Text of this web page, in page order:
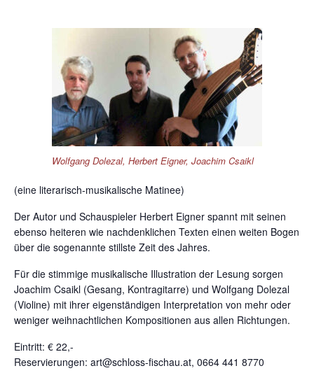
Wolfgang Dolezal, Herbert Eigner, Joachim Csaikl
(eine literarisch-musikalische Matinee)
Der Autor und Schauspieler Herbert Eigner spannt mit seinen
ebenso heiteren wie nachdenklichen Texten einen weiten Bogen
über die sogenannte stillste Zeit des Jahres.
Für die stimmige musikalische Illustration der Lesung sorgen
Joachim Csaikl (Gesang, Kontragitarre) und Wolfgang Dolezal
(Violine) mit ihrer eigenständigen Interpretation von mehr oder
weniger weihnachtlichen Kompositionen aus allen Richtungen.
Eintritt: € 22,-
Reservierungen: art@schloss-fischau.at, 0664 441 8770